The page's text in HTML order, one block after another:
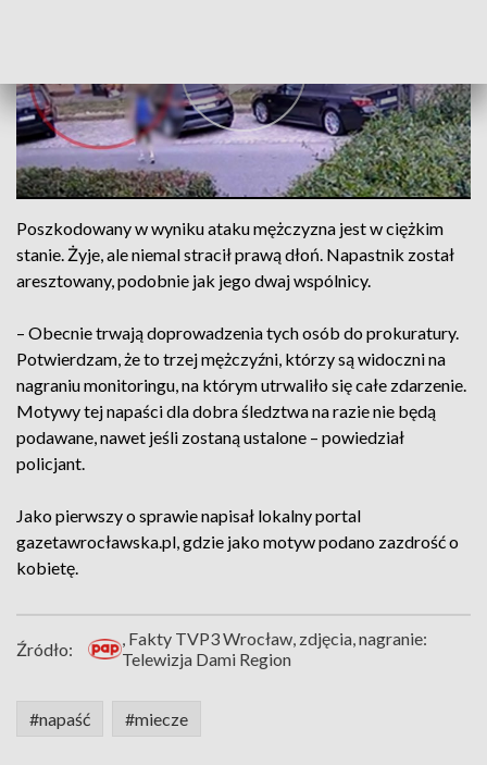
Poszkodowany w wyniku ataku mężczyzna jest w ciężkim
stanie. Żyje, ale niemal stracił prawą dłoń. Napastnik został
aresztowany, podobnie jak jego dwaj wspólnicy.
– Obecnie trwają doprowadzenia tych osób do prokuratury.
Potwierdzam, że to trzej mężczyźni, którzy są widoczni na
nagraniu monitoringu, na którym utrwaliło się całe zdarzenie.
Motywy tej napaści dla dobra śledztwa na razie nie będą
podawane, nawet jeśli zostaną ustalone – powiedział
policjant.
Jako pierwszy o sprawie napisał lokalny portal
gazetawrocławska.pl, gdzie jako motyw podano zazdrość o
kobietę.
Źródło:
, Fakty TVP3 Wrocław, zdjęcia, nagranie:
Telewizja Dami Region
#napaść #miecze